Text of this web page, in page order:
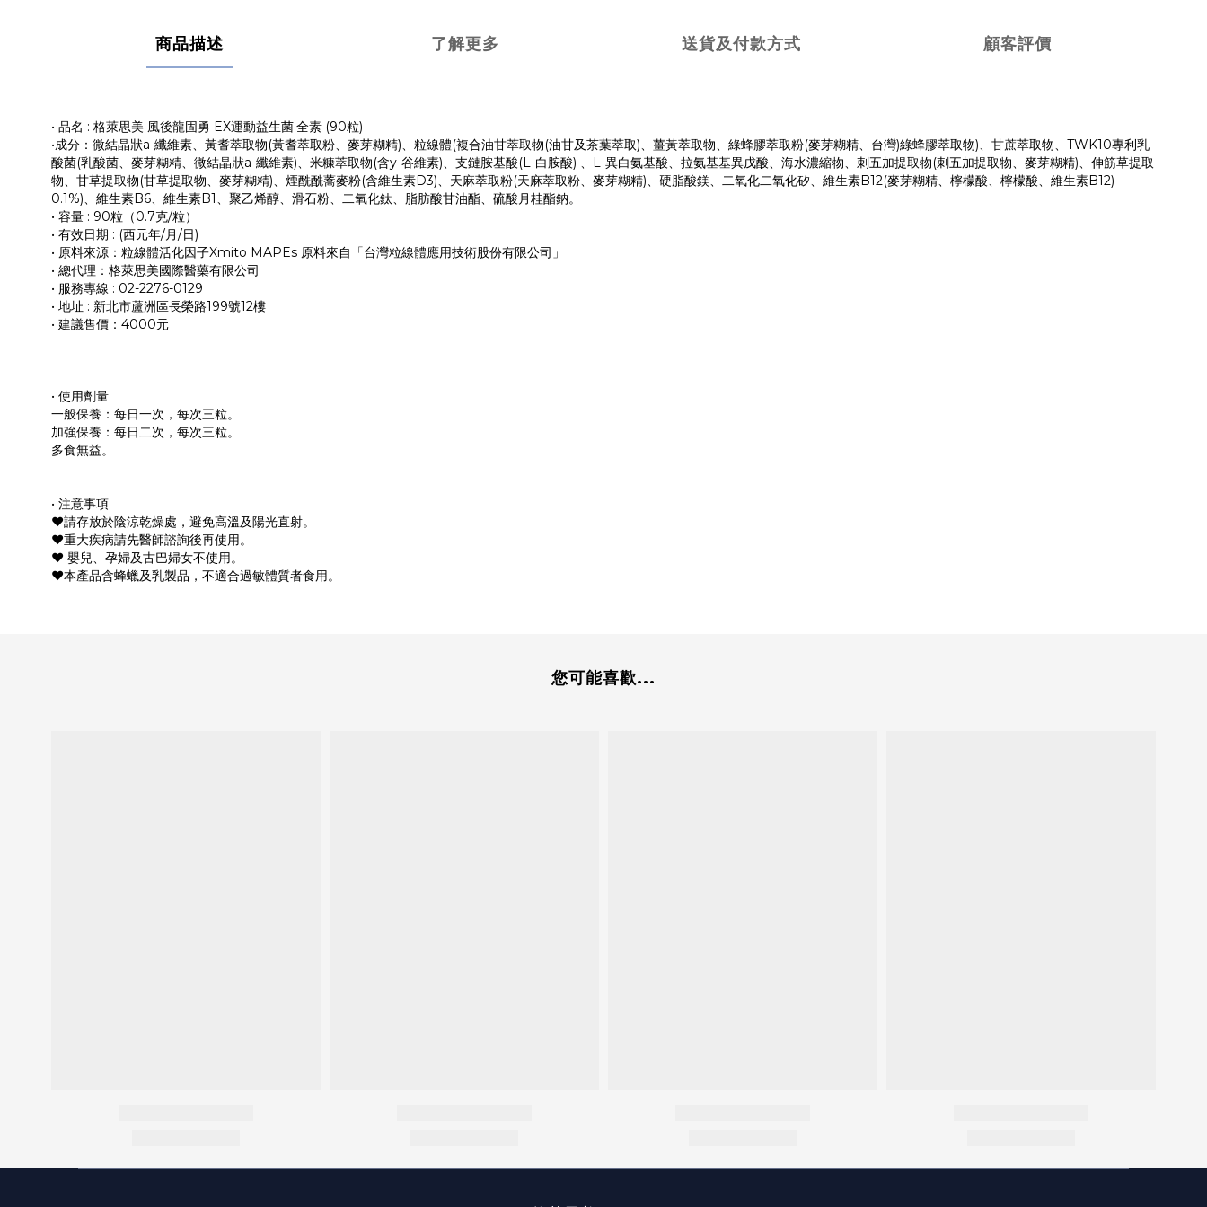
商品描述 了解更多 送貨及付款方式 顧客評價
• 品名 : 格萊思美 風後龍固勇 EX運動益生菌·全素 (90粒)
•成分：微結晶狀a-纖維素、黃耆萃取物(黃耆萃取粉、麥芽糊精)、粒線體(複合油甘萃取物(油甘及茶葉萃取)、薑黃萃取物、綠蜂膠萃取粉(麥芽糊精、台灣)綠蜂膠萃取物)、甘蔗萃取物、TWK10專利乳
酸菌(乳酸菌、麥芽糊精、微結晶狀a-纖維素)、米糠萃取物(含y-谷維素)、支鏈胺基酸(L-白胺酸) 、L-異白氨基酸、拉氨基基異戊酸、海水濃縮物、刺五加提取物(刺五加提取物、麥芽糊精)、伸筋草提取
物、甘草提取物(甘草提取物、麥芽糊精)、煙酰酰蕎麥粉(含維生素D3)、天麻萃取粉(天麻萃取粉、麥芽糊精)、硬脂酸鎂、二氧化二氧化矽、維生素B12(麥芽糊精、檸檬酸、檸檬酸、維生素B12)
0.1%)、維生素B6、維生素B1、聚乙烯醇、滑石粉、二氧化鈦、脂肪酸甘油酯、硫酸月桂酯鈉。
• 容量 : 90粒（0.7克/粒）
• 有效日期 : (西元年/月/日)
• 原料來源：粒線體活化因子Xmito MAPEs 原料來自「台灣粒線體應用技術股份有限公司」
• 總代理：格萊思美國際醫藥有限公司
• 服務專線 : 02-2276-0129
• 地址 : 新北市蘆洲區長榮路199號12樓
• 建議售價：4000元
• 使用劑量
一般保養：每日一次，每次三粒。
加強保養：每日二次，每次三粒。
多食無益。
• 注意事項
❤︎請存放於陰涼乾燥處，避免高溫及陽光直射。
❤︎重大疾病請先醫師諮詢後再使用。
❤︎ 嬰兒、孕婦及古巴婦女不使用。
❤︎本產品含蜂蠟及乳製品，不適合過敏體質者食用。
您可能喜歡...